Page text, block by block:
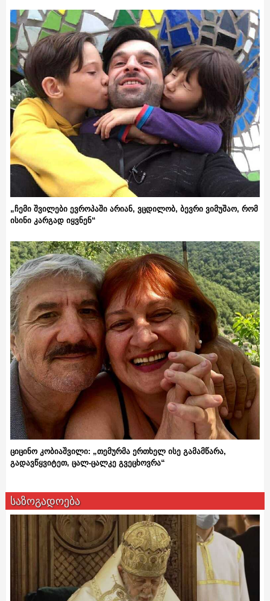
„ჩემი შვილები ევროპაში არიან, ვცდილობ, ბევრი ვიმუშაო, რომ
ისინი კარგად იყვნენ“
ციცინო კობიაშვილი: „თემურმა ერთხელ ისე გამამწარა,
გადავწყვიტეთ, ცალ-ცალკე გვეცხოვრა“
საზოგადოება